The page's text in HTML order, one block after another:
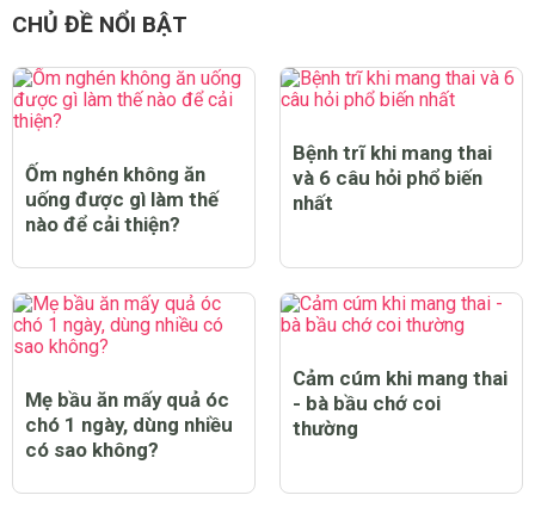
CHỦ ĐỀ NỔI BẬT
Ốm nghén không ăn
uống được gì làm thế
nào để cải thiện?
Bệnh trĩ khi mang thai
và 6 câu hỏi phổ biến
nhất
Mẹ bầu ăn mấy quả óc
chó 1 ngày, dùng nhiều
có sao không?
Cảm cúm khi mang thai
- bà bầu chớ coi
thường